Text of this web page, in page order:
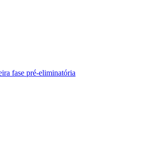
fase pré-eliminatória